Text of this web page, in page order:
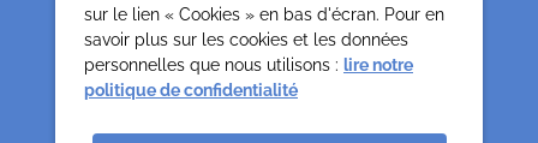
formation@cesap.asso.fr
01 53 20 68 58
Mentions Légales
sur le lien « Cookies » en bas d'écran. Pour en
savoir plus sur les cookies et les données
personnelles que nous utilisons : lire notre
politique de confidentialité